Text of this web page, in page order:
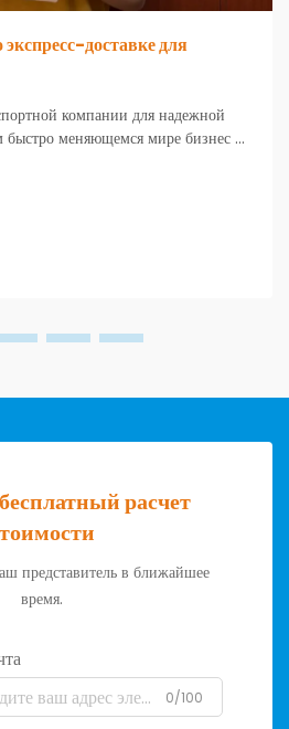
доставке для
компании для надежной
быстро меняющемся мире бизнес и
стала не просто удобством; ...
расчет
представитель в ближайшее
время.
0/100